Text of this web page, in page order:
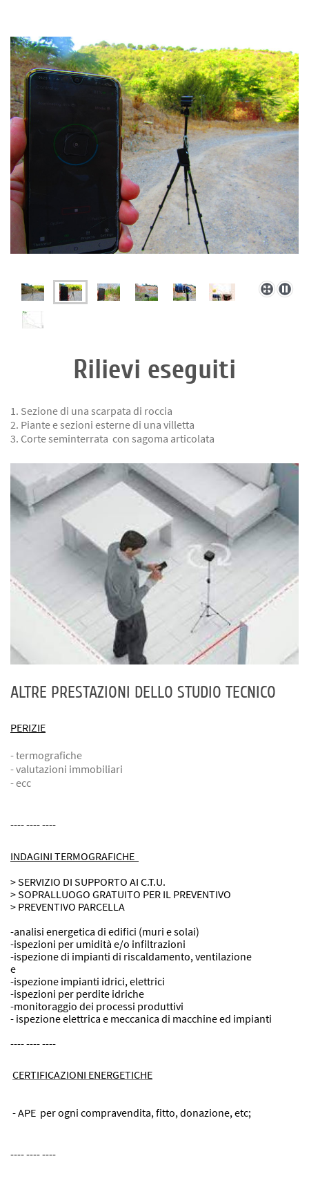
Rilievi eseguiti
1. Sezione di una scarpata di roccia
2. Piante e sezioni esterne di una villetta
3. Corte seminterrata con sagoma articolata
ALTRE PRESTAZIONI DELLO STUDIO TECNICO
PERIZIE
- termografiche
- valutazioni immobiliari
- ecc
---- ---- ----
INDAGINI TERMOGRAFICHE
> SERVIZIO DI SUPPORTO AI C.T.U.
> SOPRALLUOGO GRATUITO PER IL PREVENTIVO
> PREVENTIVO PARCELLA
-analisi energetica di edifici (muri e solai)
-ispezioni per umidità e/o infiltrazioni
-ispezione di impianti di riscaldamento, ventilazione
e
-ispezione impianti idrici, elettrici
-ispezioni per perdite idriche
-monitoraggio dei processi produttivi
- ispezione elettrica e meccanica di macchine ed impianti
---- ---- ----
CERTIFICAZIONI ENERGETICHE
- APE per ogni compravendita, fitto, donazione, etc;
---- ---- ----